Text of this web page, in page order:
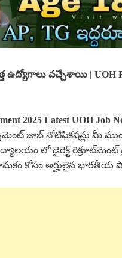
ఉద్యోగాలు వచ్చేశాయి | UOH
2025 Latest UOH Job
జాబ్ నోటిఫికషన్లు మీ
లో డైరెక్ట్ రిక్రూట్‌మెంట్
కోసం అర్హులైన భారతీయ